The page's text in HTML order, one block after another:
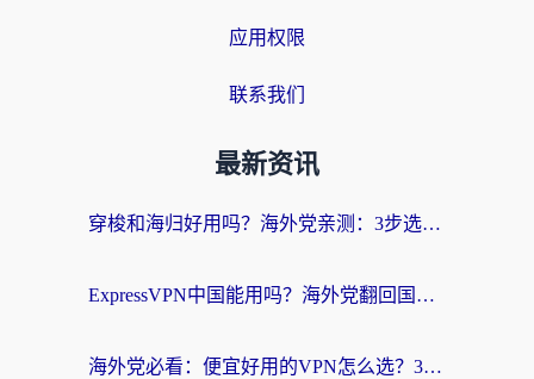
应用权限
联系我们
最新资讯
穿梭和海归好用吗？海外党亲测：3步选对回国加速器，无缝刷国内剧玩手游
ExpressVPN中国能用吗？海外党翻回国内的加速器选择指南（附番茄加速器实测）
海外党必看：便宜好用的VPN怎么选？3步解决回国访问难题+Steam改区技巧